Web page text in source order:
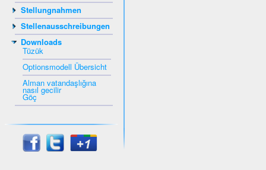
Stellungnahmen
Stellenausschreibungen
Downloads
Tüzük
Optionsmodell Übersicht
Alman vatandaşlığına
nasıl gecilir
Göç